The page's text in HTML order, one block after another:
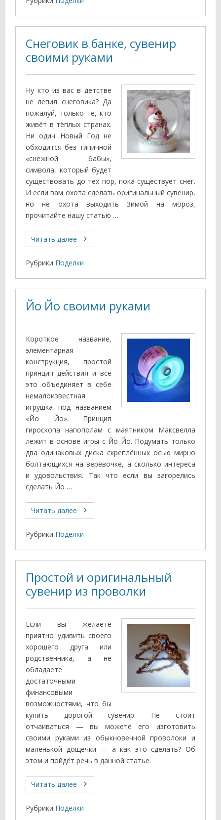
Снеговик в банке, сувенир
своими руками
Ну кто из вас в детстве
не лепил снеговика? Да
пожалуй, только те, кто
живёт в тёплых странах.
Ни один Новый Год не
обходится без типичной
«снежной бабы»,
символа, который будет
существовать до тех пор, пока существует снег.
И если вам охота сделать оригинальный сувенир,
но не охота выходить Зимой на мороз,
прочитайте нашу статью …
Читать далее
Рубрики Поделки
Йо Йо своими руками
Короткое название,
элементарная
конструкция, простой
принцип действия и всё
это объединяет в себе
немалоизвестная
игрушка под названием
«Йо Йо». Принцип
гироскопа напополам с маятником Максвелла
лежит в основе игры с Йо Йо. Подумать только
два одинаковых диска скреплённых осью мирно
болтающихся на верёвочке, а сколько интереса
и удовольствия. Так что если вы загорелись
сделать Йо …
Читать далее
Рубрики Поделки
Простой и оригинальный
сувенир из проволки
Если вы желаете
приятно удивить своего
хорошего друга или
родственника, а не
обладаете
достаточными
финансовыми
возможностями, что бы
купить дорогой сувенир. Не стоит
отчаиваться — вы можете его изготовить
своими руками из обыкновенной проволоки и
маленькой дощечки — а как это сделать? Об
этом и пойдёт речь в данной статье.
Читать далее
Рубрики Поделки